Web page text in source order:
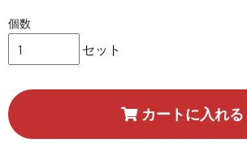
SEKIDO
個数
セット
カートに入れる